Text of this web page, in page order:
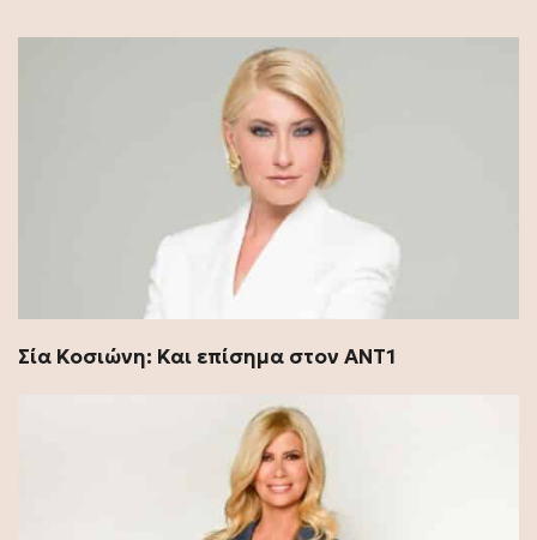
Σία Κοσιώνη: Και επίσημα στον ΑΝΤ1